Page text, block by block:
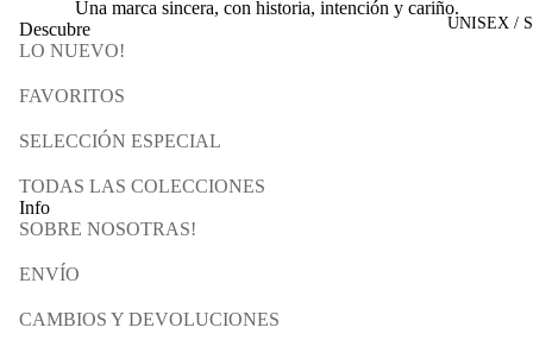
UNISEX /
Una marca sincera, con historia, intención y cariño.
Descubre
LO NUEVO!
FAVORITOS
SELECCIÓN ESPECIAL
TODAS LAS COLECCIONES
Info
SOBRE NOSOTRAS!
ENVÍO
CAMBIOS Y DEVOLUCIONES